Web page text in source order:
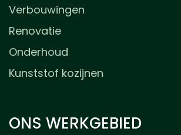
Verbouwingen
Renovatie
Onderhoud
Kunststof kozijnen
ONS WERKGEBIED